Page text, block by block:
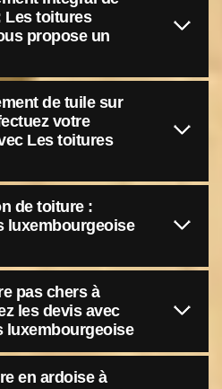
Les toitures
propose un
de tuile sur
votre
Les toitures
de toiture :
luxembourgeoise
pas chers à
les devis avec
luxembourgeoise
en ardoise à